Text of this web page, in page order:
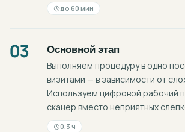
до 60 мин
03 Основной этап
Выполняем процедуру в одно
визитами — в зависимости от
Используем цифровой рабочий
сканер вместо неприятных
0.3 ч